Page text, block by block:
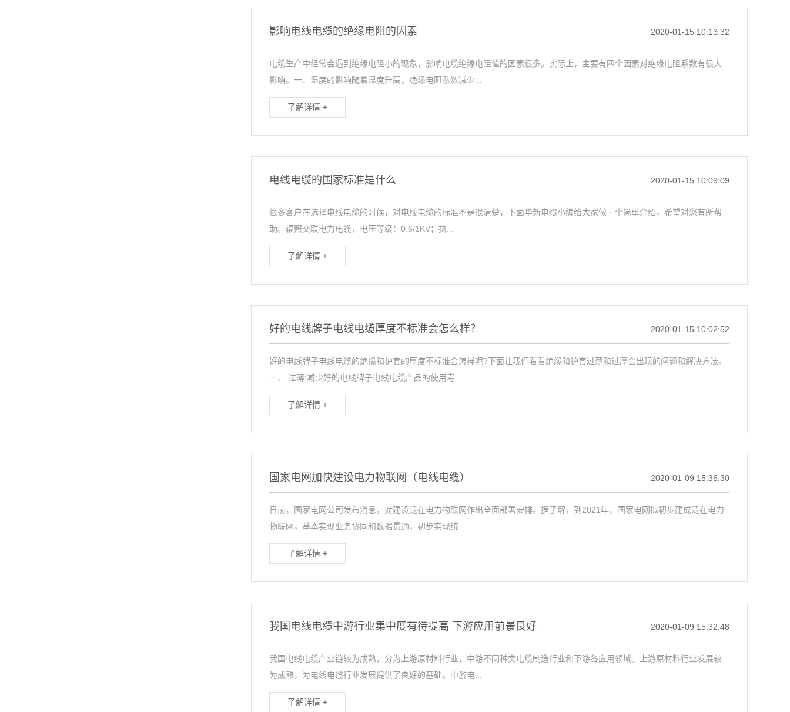
影响电线电缆的绝缘电阻的因素 2020-01-15 10:13:32
电缆生产中经常会遇到绝缘电阻小的现象，影响电缆绝缘电阻值的因素很多。实际上，主要有四个因素对绝缘电阻系数有很大
影响。一、温度的影响随着温度升高，绝缘电阻系数减少...
了解详情 +
电线电缆的国家标准是什么 2020-01-15 10:09:09
很多客户在选择电线电缆的时候，对电线电缆的标准不是很清楚，下面华新电缆小编给大家做一个简单介绍，希望对您有所帮
助。辐照交联电力电缆，电压等级：0.6/1KV；执...
了解详情 +
好的电线牌子电线电缆厚度不标准会怎么样？ 2020-01-15 10:02:52
好的电线牌子电线电缆的绝缘和护套的厚度不标准会怎样呢?下面让我们看看绝缘和护套过薄和过厚会出现的问题和解决方法。
一、 过薄:减少好的电线牌子电线电缆产品的使用寿...
了解详情 +
国家电网加快建设电力物联网（电线电缆） 2020-01-09 15:36:30
日前，国家电网公司发布消息，对建设泛在电力物联网作出全面部署安排。据了解，到2021年，国家电网拟初步建成泛在电力
物联网，基本实现业务协同和数据贯通，初步实现统...
了解详情 +
我国电线电缆中游行业集中度有待提高 下游应用前景良好 2020-01-09 15:32:48
我国电线电缆产业链较为成熟，分为上游原材料行业，中游不同种类电缆制造行业和下游各应用领域。上游原材料行业发展较
为成熟，为电线电缆行业发展提供了良好的基础。中游电...
了解详情 +